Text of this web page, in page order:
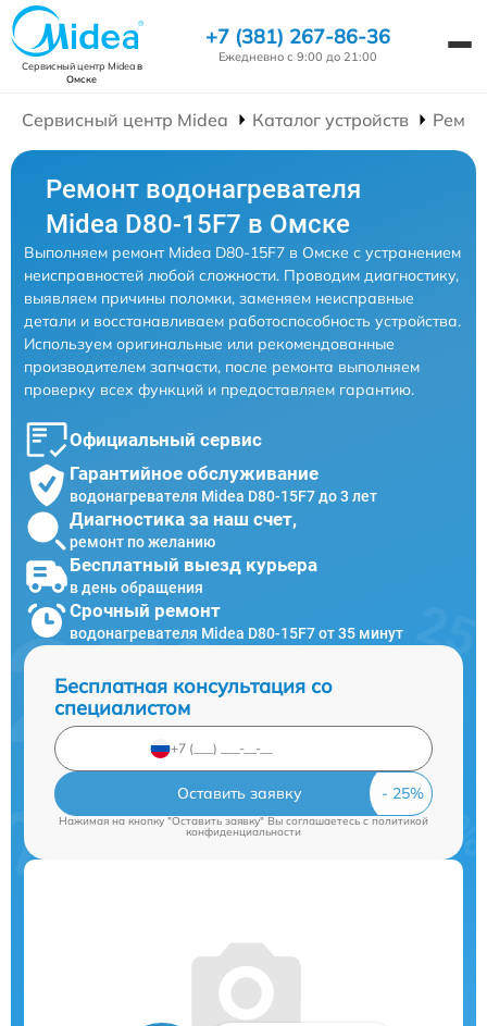
Сервисный центр Mideaв
Омске
+7 (381) 267-86-36
Ежедневно с 9:00 до 21:00
Сервисный центр Midea Каталог устройств
Ремонт водонагревателя
Midea D80-15F7 в Омске
Выполняем ремонт Midea D80-15F7 в Омске с устранением
неисправностей любой сложности. Проводим диагностику,
выявляем причины поломки, заменяем неисправные
детали и восстанавливаем работоспособность устройства.
Используем оригинальные или рекомендованные
производителем запчасти, после ремонта выполняем
проверку всех функций и предоставляем гарантию.
Официальный сервис
Гарантийное обслуживание
водонагревателя Midea D80-15F7 до 3 лет
Диагностика за наш счет,
ремонт по желанию
Бесплатный выезд курьера
в день обращения
Срочный ремонт
водонагревателя Midea D80-15F7 от 35 минут
Бесплатная консультация со
специалистом
Оставить заявку
Нажимая на кнопку "Оставить заявку" Вы соглашаетесь cполитикой
конфиденциальности